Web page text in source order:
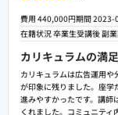
教育カリキュラムになって
度の高い投資だったと確信
転職や就職/副業・
専任のキャリアアドバイザ
歴書の添削では、マーケテ
ルと結びつけてアピールす
費用 440,000円期間 2023-
在籍状況 卒業生受講後 副
カリキュラムの満
カリキュラムは広告運用
が印象に残りました。座学
進みやすかったです。講師
くれました。コミュニティ